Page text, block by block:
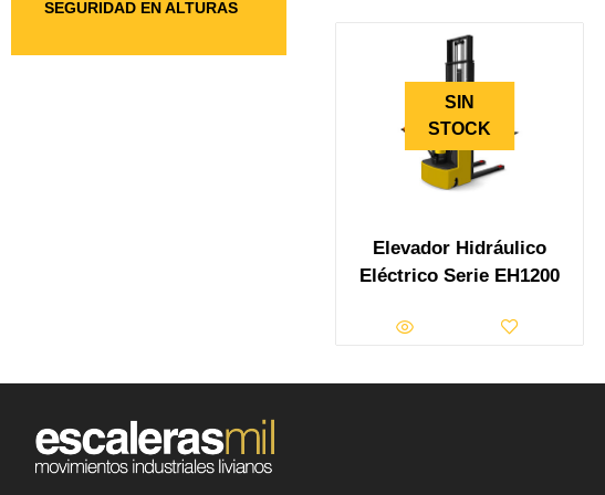
SEGURIDAD EN ALTURAS
SIN
STOCK
Elevador Hidráulico
Eléctrico Serie EH1200